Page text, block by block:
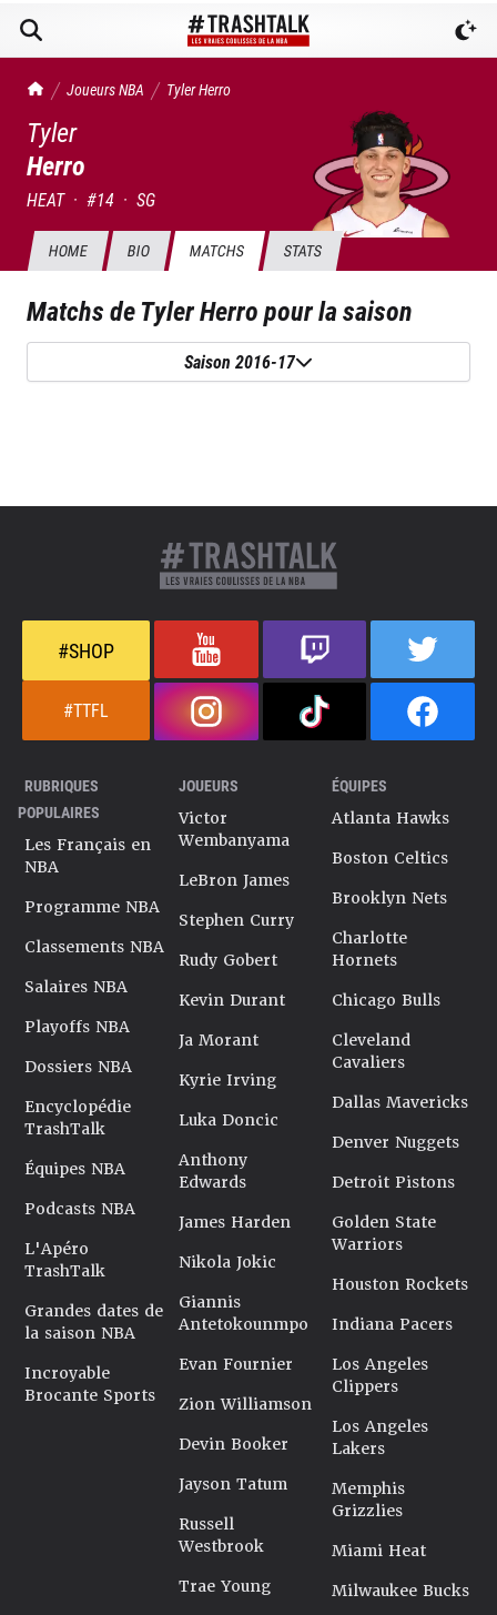
TrashTalk Actu NBA
Joueurs NBA TylerHerro
Tyler
Herro
HEAT · #14 · SG
HOME BIO MATCHS STATS
Matchs deTyler Herropour la saison
Saison 2016-17
#SHOP
#TTFL
RUBRIQUES
POPULAIRES
Les Français en
NBA
Programme NBA
Classements NBA
Salaires NBA
Playoffs NBA
Dossiers NBA
Encyclopédie
TrashTalk
Équipes NBA
Podcasts NBA
L'Apéro
TrashTalk
Grandes dates de
la saison NBA
Incroyable
Brocante Sports
JOUEURS
Victor
Wembanyama
LeBron James
Stephen Curry
Rudy Gobert
Kevin Durant
Ja Morant
Kyrie Irving
Luka Doncic
Anthony
Edwards
James Harden
Nikola Jokic
Giannis
Antetokounmpo
Evan Fournier
Zion Williamson
Devin Booker
Jayson Tatum
Russell
Westbrook
Trae Young
ÉQUIPES
Atlanta Hawks
Boston Celtics
Brooklyn Nets
Charlotte
Hornets
Chicago Bulls
Cleveland
Cavaliers
Dallas Mavericks
Denver Nuggets
Detroit Pistons
Golden State
Warriors
Houston Rockets
Indiana Pacers
Los Angeles
Clippers
Los Angeles
Lakers
Memphis
Grizzlies
Miami Heat
Milwaukee Bucks